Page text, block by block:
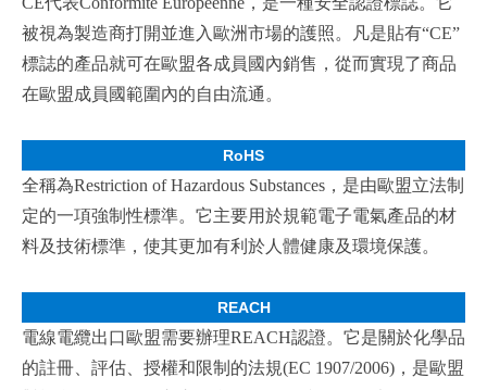
被視為製造商打開並進入歐洲市場的護照。凡是貼有“CE”
標誌的產品就可在歐盟各成員國內銷售，從而實現了商品
在歐盟成員國範圍內的自由流通。
RoHS
全稱為Restriction of Hazardous Substances ，是由歐盟立法制
定的一項強制性標準。它主要用於規範電子電氣產品的材
料及技術標準，使其更加有利於人體健康及環境保護。
REACH
電線電纜出口歐盟需要辦理REACH認證。它是關於化學品
的註冊、評估、授權和限制的法規(EC 1907/2006) ，是歐盟